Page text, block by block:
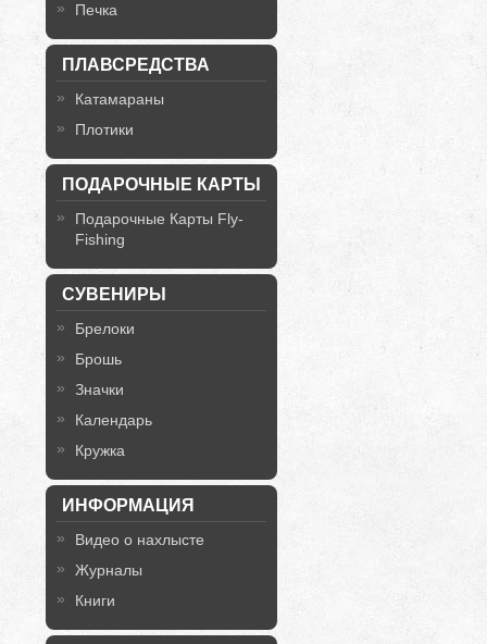
Печка
ПЛАВСРЕДСТВА
Катамараны
Плотики
ПОДАРОЧНЫЕ КАРТЫ
Подарочные Карты Fly-
Fishing
СУВЕНИРЫ
Брелоки
Брошь
Значки
Календарь
Кружка
ИНФОРМАЦИЯ
Видео о нахлысте
Журналы
Книги